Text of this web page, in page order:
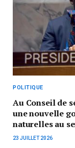
POLITIQUE
Au Conseil de
une nouvelle
naturelles au
23 JUILLET 2026